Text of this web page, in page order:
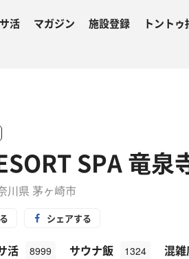
サ活 マガジン 施設登録 トント
SPA 竜
川県 茅ヶ崎市
シェアする
活 8999 サウナ飯 1324 混